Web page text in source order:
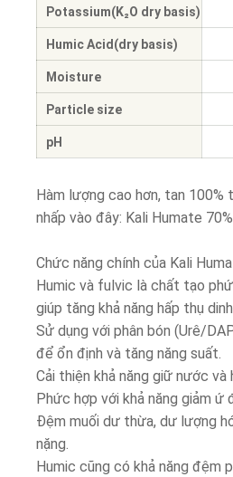
Potassium(K₂O dry basis)
Humic Acid(dry basis)
Moisture
Particle size
pH
Hàm lượng cao hơn, tan 100%
nhấp vào đây: Kali Humate
Chức năng chính của Kali
Humic và fulvic là chất tạo
giúp tăng khả năng hấp thụ
Sử dụng với phân bón (Urê/
để ổn định và tăng năng suất.
Cải thiện khả năng giữ nước
Phức hợp với khả năng giảm ứ
Đệm muối dư thừa, dư lượng
nặng.
Humic cũng có khả năng đệm